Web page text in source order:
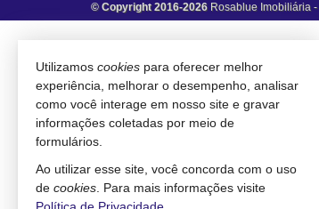
©Copyright 2016-2026 Rosablue Imobiliária -
Utilizamos cookies para oferecer melhor
experiência, melhorar o desempenho, analisar
como você interage em nosso site e gravar
informações coletadas por meio de
formulários.
Ao utilizar esse site, você concorda com o uso
de cookies . Para mais informações visite